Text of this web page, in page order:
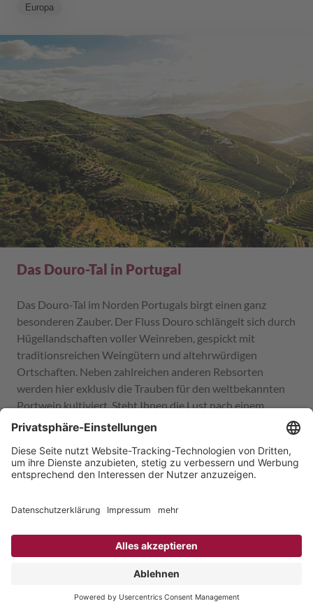
Europa
Das Douro-Tal in Portugal
Das Douro-Tal im Norden Portugals birgt einen ganz
besonderen Zauber. Der Fluss Douro schlängelt sich durch
Hügellandschaften voller Weinreben, gespickt mit
traditionsreichen Weingütern und altehrwürdigen
Ortschaften. Neben zahlreichen anderen Rebsorten
werden hier exklusiv die Trauben für den weltbekannten
Portwein kultiviert. Steht Ihnen die Lust nach einem
kleinen Vorgeschmack auf Portugals wohl schönstes
Flusstal?
Juli 2023